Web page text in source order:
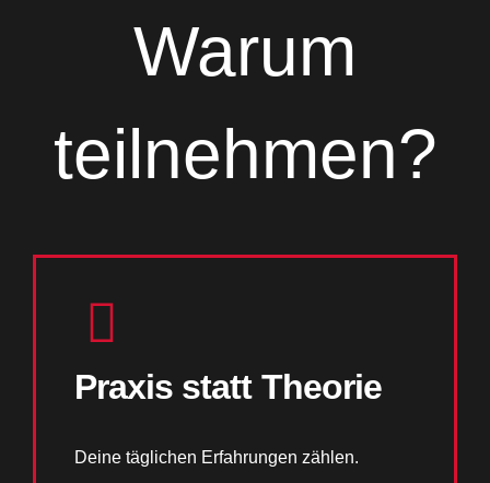
Warum
teilnehmen?
Praxis statt Theorie
Deine täglichen Erfahrungen zählen.